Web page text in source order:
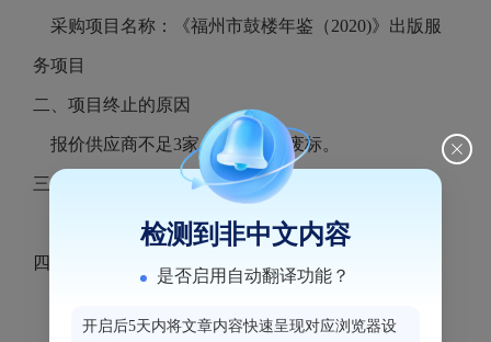
采购项目名称：《福州市鼓楼年鉴（2020)》出版服
务项目
二、项目终止的原因
报价供应商不足3家，故本项目废标。
三、其他补充事宜
公告期限：1个工作日
四、凡对本次公告内容提出询问，请按以下方式联系。
检测到非中文内容
是否启用自动翻译功能？
开启后5天内将文章内容快速呈现对应浏览器设